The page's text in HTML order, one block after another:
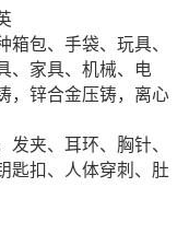
包、手袋、玩具、
、家具、机械、电
，锌合金压铸，离心
夹、耳环、胸针、
匙扣、人体穿刺、肚
。情侣钥匙扣、锌